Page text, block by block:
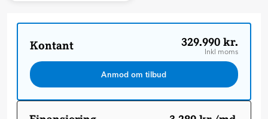
Kontant 329.990 kr.
Inkl moms
Anmod om tilbud